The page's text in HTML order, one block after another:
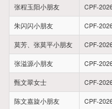
张程玉阳小朋友 CPF-
朱闪闪小朋友 CPF-
莫芳、张莫平小朋友 CPF-
张溢源小朋友 CPF-
甄文翠女士 CPF-
陈文嘉旋小朋友 CPF-